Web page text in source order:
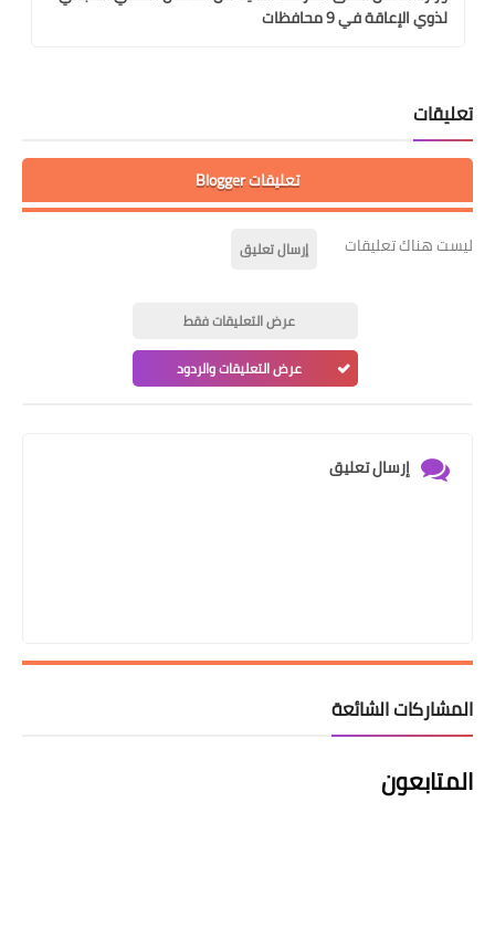
لذوي الإعاقة في 9 محافظات
تعليقات
تعليقات Blogger
ليست هناك تعليقات إرسال تعليق
عرض التعليقات فقط
عرض التعليقات والردود
إرسال تعليق
المشاركات الشائعة
المتابعون